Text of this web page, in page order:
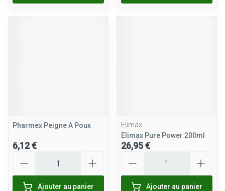
Pharmex Peigne A Poux
6,12 €
Ajouter au panier
Elimax
Elimax Pure Power 200ml
26,95 €
Ajouter au panier